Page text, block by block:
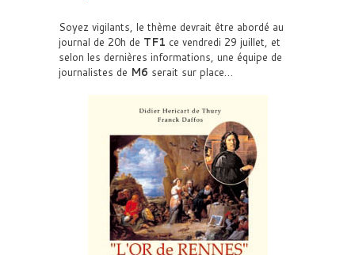
Soyez vigilants, le thème devrait être abordé au
journal de 20h de TF1 ce vendredi 29 juillet, et
selon les dernières informations, une équipe de
journalistes de M6 serait sur place…